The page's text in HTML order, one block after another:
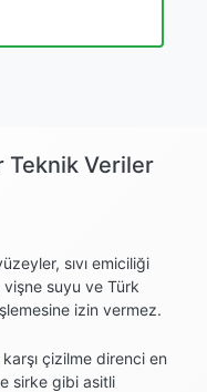
Teknik Veriler
sıvı emiciliği
vişne suyu ve Türk
izin vermez.
çizilme direnci en
sirke gibi asitli